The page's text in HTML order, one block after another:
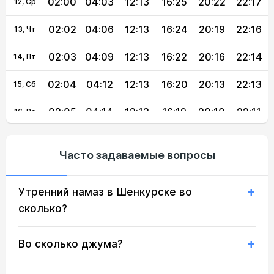
13, Чт 02:02 04:06 12:13 16:24 20:19 22:16
14, Пт 02:03 04:09 12:13 16:22 20:16 22:14
15, Сб 02:04 04:12 12:13 16:20 20:13 22:13
16, Вс 02:05 04:14 12:13 16:19 20:10 22:11
19, Ср 02:08 04:22 12:12 16:14 22:06
21, Пт 02:11 04:28 22:02
Часто задаваемые вопросы
Утренний намаз в Шенкурске во
сколько?
Во сколько джума?